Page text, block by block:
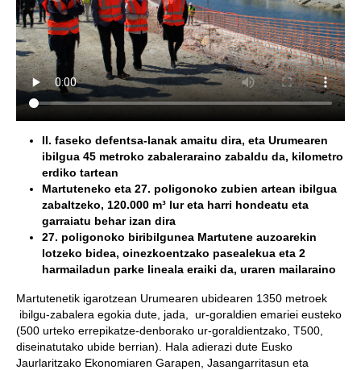
II. faseko defentsa-lanak amaitu dira, eta Urumearen
ibilgua 45 metroko zabaleraraino zabaldu da, kilometro
erdiko tartean
Martuteneko eta 27. poligonoko zubien artean ibilgua
zabaltzeko, 120.000 m³ lur eta harri hondeatu eta
garraiatu behar izan dira
27. poligonoko biribilgunea Martutene auzoarekin
lotzeko bidea, oinezkoentzako pasealekua eta 2
harmailadun parke lineala eraiki da, uraren mailaraino
Martutenetik igarotzean Urumearen ubidearen 1350 metroek
ibilgu-zabalera egokia dute, jada, ur-goraldien emariei eusteko
(500 urteko errepikatze-denborako ur-goraldientzako, T500,
diseinatutako ubide berrian). Hala adierazi dute Eusko
Jaurlaritzako Ekonomiaren Garapen, Jasangarritasun eta